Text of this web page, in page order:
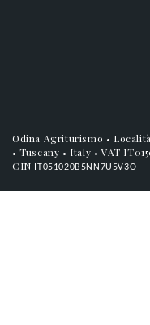
Odina Agriturismo •
• Tuscany • Italy • VAT
CIN
IT051020B5NN7U5V3O